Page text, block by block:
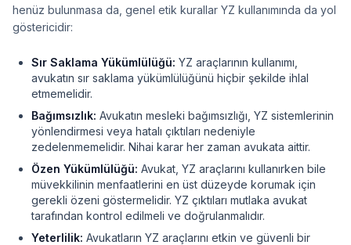
henüz bulunmasa da, genel etik kurallar YZ kullanımında da yol
göstericidir:
Sır Saklama Yükümlülüğü: YZ araçlarının kullanımı,
avukatın sır saklama yükümlülüğünü hiçbir şekilde ihlal
etmemelidir.
Bağımsızlık: Avukatın mesleki bağımsızlığı, YZ sistemlerinin
yönlendirmesi veya hatalı çıktıları nedeniyle
zedelenmemelidir. Nihai karar her zaman avukata aittir.
Özen Yükümlülüğü: Avukat, YZ araçlarını kullanırken bile
müvekkilinin menfaatlerini en üst düzeyde korumak için
gerekli özeni göstermelidir. YZ çıktıları mutlaka avukat
tarafından kontrol edilmeli ve doğrulanmalıdır.
Yeterlilik: Avukatların YZ araçlarını etkin ve güvenli bir